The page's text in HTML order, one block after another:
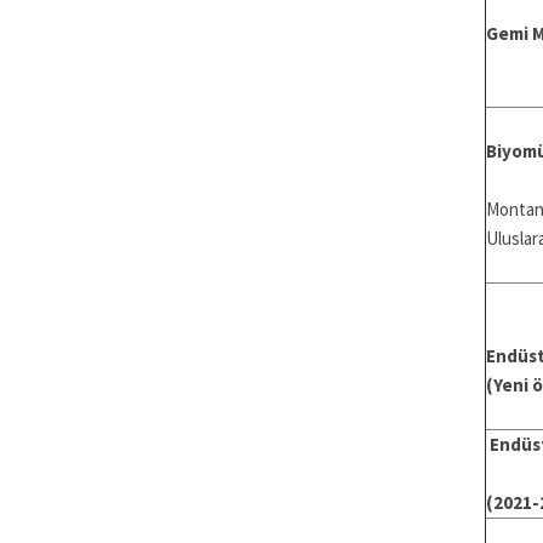
Gemi
(Yeni
(2021-